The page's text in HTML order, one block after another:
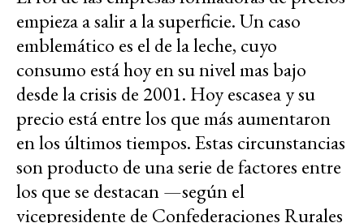
empieza a salir a la superficie. Un caso
emblemático es el de la leche, cuyo
consumo está hoy en su nivel mas bajo
desde la crisis de 2001. Hoy escasea y su
precio está entre los que más aumentaron
en los últimos tiempos. Estas circunstancias
son producto de una serie de factores entre
los que se destacan —según el
vicepresidente de Confederaciones Rurales